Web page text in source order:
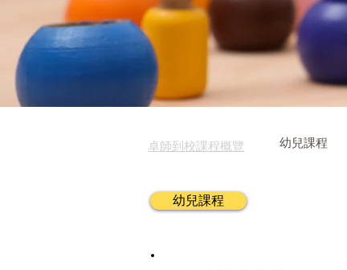
卓師到校課程概覽 幼兒課程
幼兒課程